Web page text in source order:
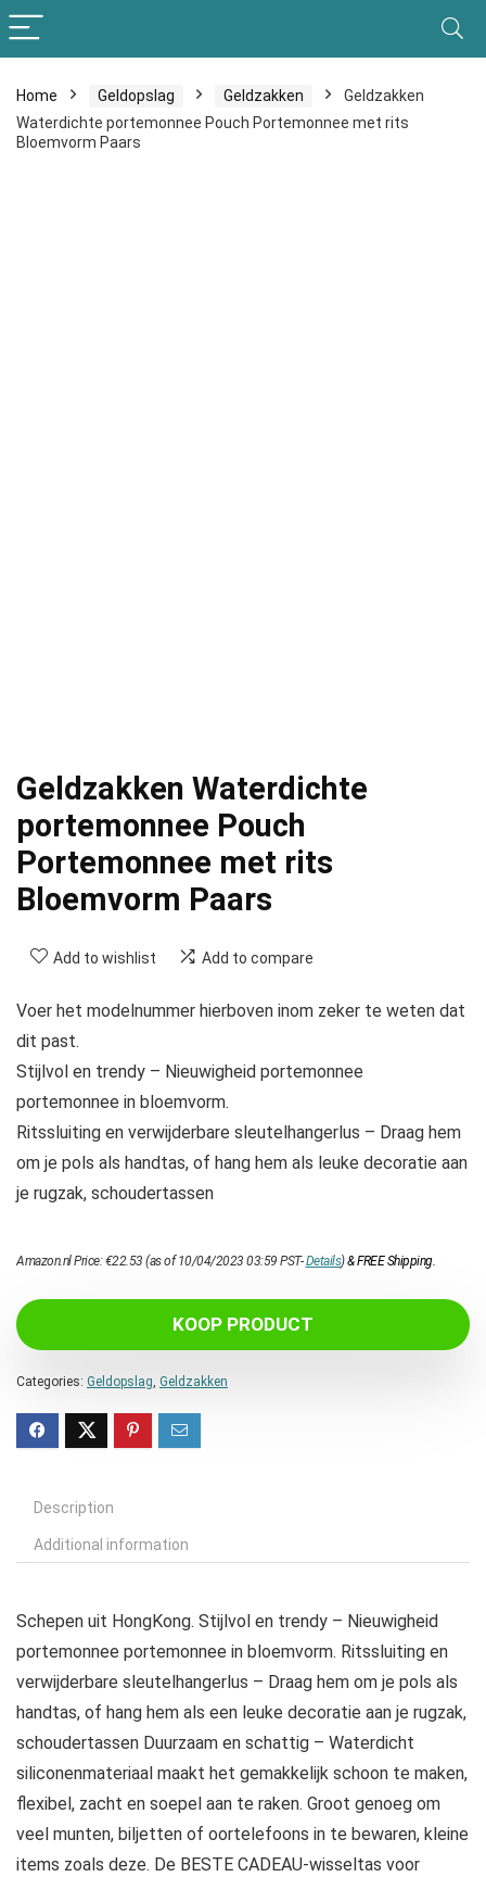
Home Geldopslag Geldzakken
Geldzakken
Waterdichte portemonnee Pouch Portemonnee met rits
Bloemvorm Paars
Geldzakken Waterdichte
portemonnee Pouch
Portemonnee met rits
Bloemvorm Paars
Add to wishlist Add to compare
Voer het modelnummer hierboven inom zeker te weten dat
dit past.
Stijlvol en trendy – Nieuwigheid portemonnee
portemonnee in bloemvorm.
Ritssluiting en verwijderbare sleutelhangerlus – Draag hem
om je pols als handtas, of hang hem als leuke decoratie aan
je rugzak, schoudertassen
Amazon.nl Price:€22.53 (as of 10/04/2023 03:59 PST-Details)&FREE Shipping.
KOOP PRODUCT
Categories: Geldopslag, Geldzakken
Description
Additional information
Schepen uit HongKong. Stijlvol en trendy – Nieuwigheid
portemonnee portemonnee in bloemvorm. Ritssluiting en
verwijderbare sleutelhangerlus – Draag hem om je pols als
handtas, of hang hem als een leuke decoratie aan je rugzak,
schoudertassen Duurzaam en schattig – Waterdicht
siliconenmateriaal maakt het gemakkelijk schoon te maken,
flexibel, zacht en soepel aan te raken. Groot genoeg om
veel munten, biljetten of oortelefoons in te bewaren, kleine
items zoals deze. De BESTE CADEAU-wisseltas voor